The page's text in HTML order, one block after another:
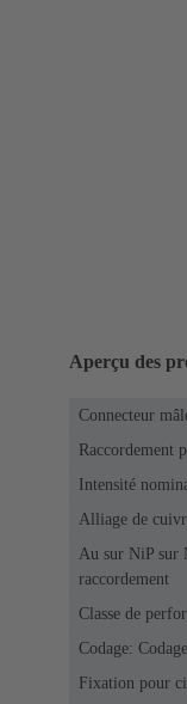
Aperçu des
Connecteur
Raccordement
Intensité
Alliage de
Au sur NiP sur
raccordement
Classe de
Codage:
Fixation pour